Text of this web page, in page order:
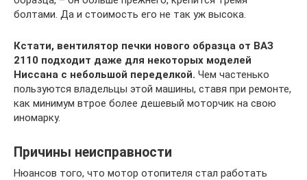
болтами. Да и стоимость его не так уж высока.
Кстати, вентилятор печки нового образца от ВАЗ
2110 подходит даже для некоторых моделей
Ниссана с небольшой переделкой. Чем частенько
пользуются владельцы этой машины, ставя при ремонте,
как минимум втрое более дешевый моторчик на свою
иномарку.
Причины неисправности
Нюансов того, что мотор отопителя стал работать